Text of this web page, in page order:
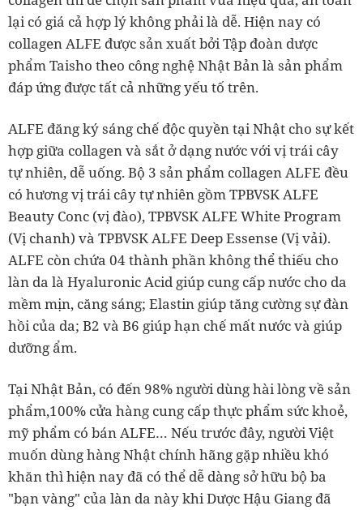
lại có giá cả hợp lý không phải là dễ. Hiện nay có
collagen ALFE được sản xuất bởi Tập đoàn dược
phẩm Taisho theo công nghệ Nhật Bản là sản phẩm
đáp ứng được tất cả những yếu tố trên.
ALFE đăng ký sáng chế độc quyền tại Nhật cho sự kết
hợp giữa collagen và sắt ở dạng nước với vị trái cây
tự nhiên, dễ uống. Bộ 3 sản phẩm collagen ALFE đều
có hương vị trái cây tự nhiên gồm TPBVSK ALFE
Beauty Conc (vị đào), TPBVSK ALFE White Program
(Vị chanh) và TPBVSK ALFE Deep Essense (Vị vải).
ALFE còn chứa 04 thành phần không thể thiếu cho
làn da là Hyaluronic Acid giúp cung cấp nước cho da
mềm mịn, căng sáng; Elastin giúp tăng cường sự đàn
hồi của da; B2 và B6 giúp hạn chế mất nước và giúp
dưỡng ẩm.
Tại Nhật Bản, có đến 98% người dùng hài lòng về sản
phẩm,100% cửa hàng cung cấp thực phẩm sức khoẻ,
mỹ phẩm có bán ALFE… Nếu trước đây, người Việt
muốn dùng hàng Nhật chính hãng gặp nhiều khó
khăn thì hiện nay đã có thể dễ dàng sở hữu bộ ba
"bạn vàng" của làn da này khi Dược Hậu Giang đã